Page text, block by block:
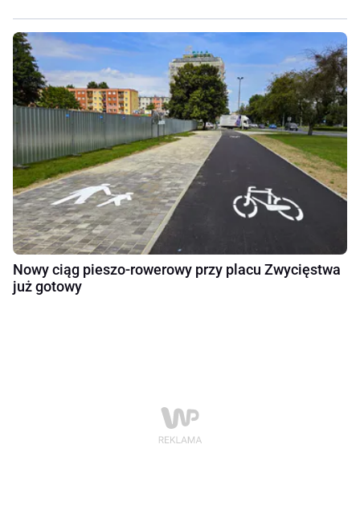
Nowy ciąg pieszo-rowerowy przy placu Zwycięstwa
już gotowy